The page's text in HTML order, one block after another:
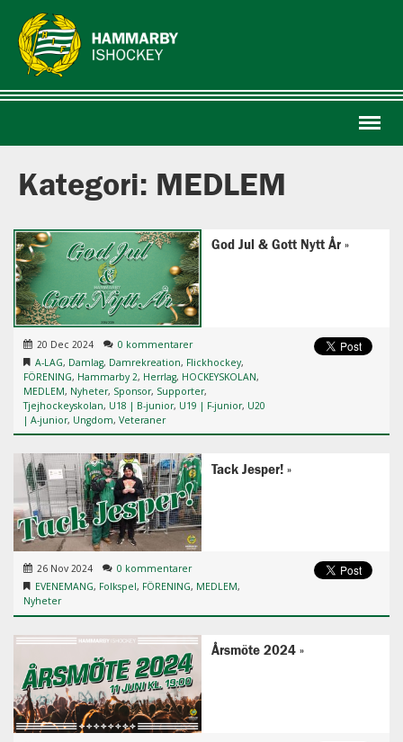
Menu
Kategori: MEDLEM
God Jul & Gott Nytt År
20 Dec 2024
0 kommentarer
A-LAG, Damlag, Damrekreation, Flickhockey,
FÖRENING, Hammarby 2, Herrlag, HOCKEYSKOLAN,
MEDLEM, Nyheter, Sponsor, Supporter,
Tjejhockeyskolan, U18 | B-junior, U19 | F-junior, U20
| A-junior, Ungdom,Veteraner
Tack Jesper!
26 Nov 2024
0 kommentarer
EVENEMANG, Folkspel, FÖRENING, MEDLEM,
Nyheter
Årsmöte 2024